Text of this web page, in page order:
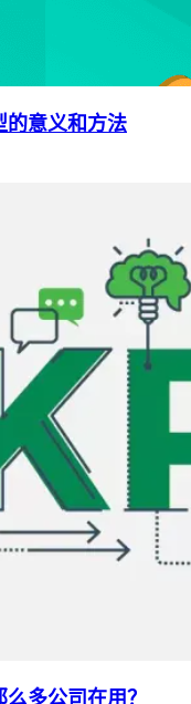
的意义和方法
多公司在用？